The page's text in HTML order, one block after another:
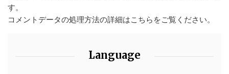
す。
コメントデータの処理方法の詳細はこちらをご覧ください。
Language